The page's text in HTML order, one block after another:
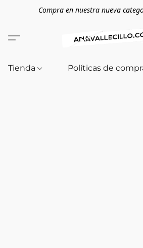
Compra en nuestra nueva
Tienda Políticas de